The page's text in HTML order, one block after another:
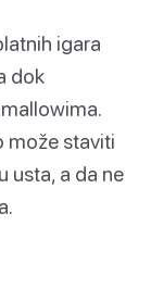
igara
dok
može staviti
usta, a da ne